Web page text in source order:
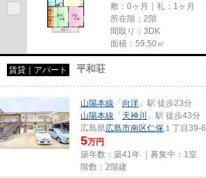
敷：0ヶ月｜礼：1ヶ月
所在階：2階
間取り：3DK
面積：59.50㎡
賃貸｜アパート 平和荘
山陽本線 「 向洋 」駅 徒歩23分
山陽本線 「 天神川
」駅 徒歩43分
広島県広島市南区仁保 １丁目39-6
5万円
築年数：築41年 ｜募集中： 1室
階数：2階建